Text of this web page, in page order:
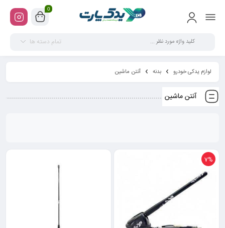
0
تمام دسته ها
لوازم یدکی خودرو بدنه آنتن ماشین
آنتن ماشین
7%